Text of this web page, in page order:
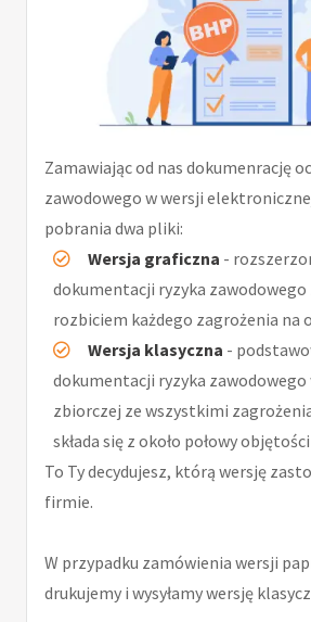
Zamawiając od nas dokumenrację
zawodowego w wersji
pobrania dwa pliki:
Wersja graficzna -
dokumentacji ryzyka
rozbiciem każdego zagrożenia na
Wersja klasyczna -
dokumentacji ryzyka
zbiorczej ze wszystkimi
składa się z około połowy
To Ty decydujesz, którą wersję
firmie.
W przypadku zamówienia wersji
drukujemy i wysyłamy wersję